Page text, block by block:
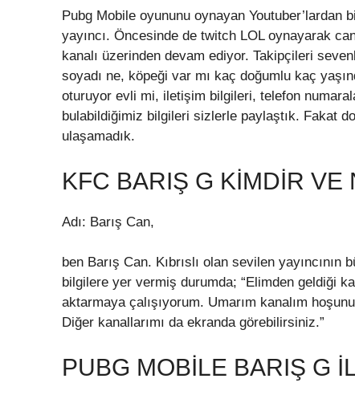
Pubg Mobile oyununu oynayan Youtuber’lardan
yayıncı. Öncesinde de twitch LOL oynayarak
kanalı üzerinden devam ediyor. Takipçileri
soyadı ne, köpeği var mı kaç doğumlu kaç
oturuyor evli mi, iletişim bilgileri, telefon
bulabildiğimiz bilgileri sizlerle paylaştık. Fakat
ulaşamadık.
KFC BARIŞ G KIMDIR VE
Adı: Barış Can,
ben Barış Can. Kıbrıslı olan sevilen
bilgilere yer vermiş durumda; “Elimden geldiği
aktarmaya çalışıyorum. Umarım kanalım
Diğer kanallarımı da ekranda görebilirsiniz.”
PUBG MOBILE BARIŞ G